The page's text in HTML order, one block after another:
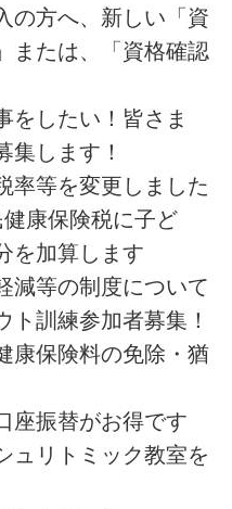
の方へ、新しい「資
または、「資格確認
をしたい！皆さま
集します！
率等を変更しました
康保険税に子ど
を加算します
減等の制度について
ト訓練参加者募集！
康保険料の免除・猶
座振替がお得です
ュリトミック教室を